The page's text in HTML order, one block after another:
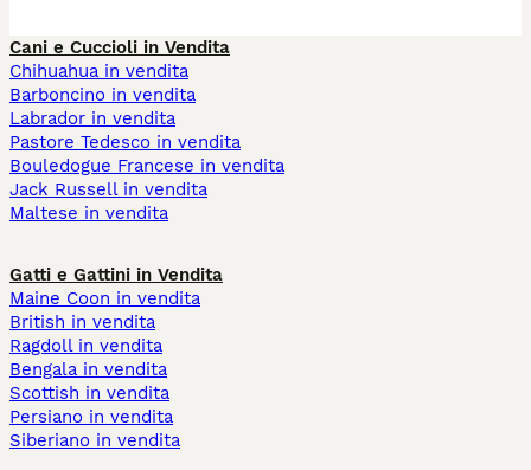
Cani e Cuccioli in Vendita
Chihuahua in vendita
Barboncino in vendita
Labrador in vendita
Pastore Tedesco in vendita
Bouledogue Francese in vendita
Jack Russell in vendita
Maltese in vendita
Gatti e Gattini in Vendita
Maine Coon in vendita
British in vendita
Ragdoll in vendita
Bengala in vendita
Scottish in vendita
Persiano in vendita
Siberiano in vendita